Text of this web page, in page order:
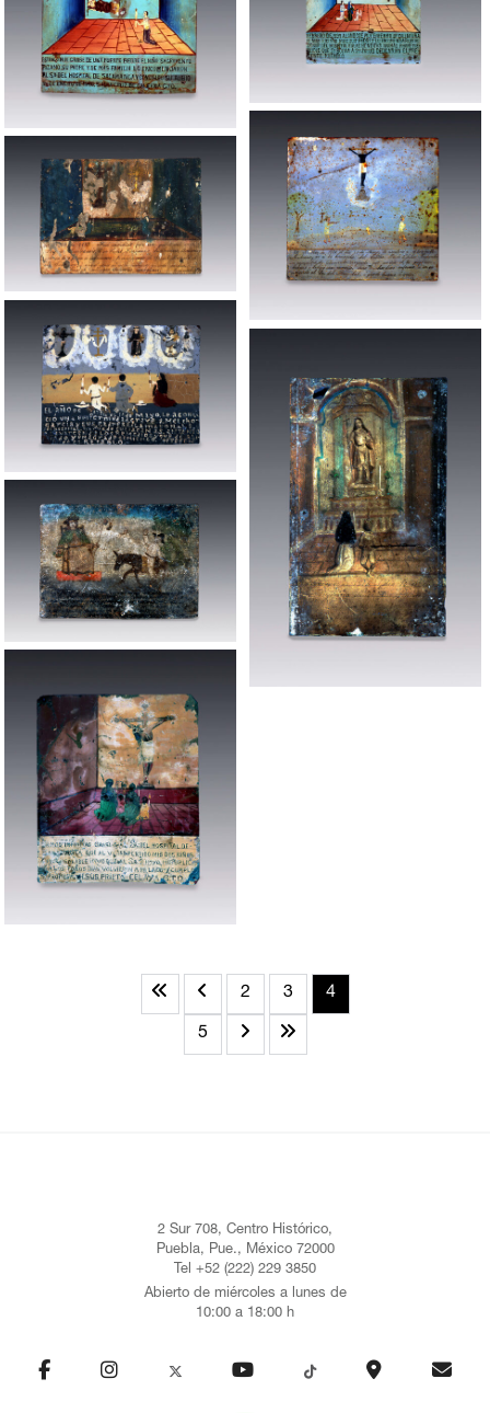
2 3 4
5
2 Sur 708, Centro Histórico,
Puebla, Pue., México 72000
Tel +52 (222) 229 3850
Abierto de miércoles a lunes de
10:00 a 18:00 h